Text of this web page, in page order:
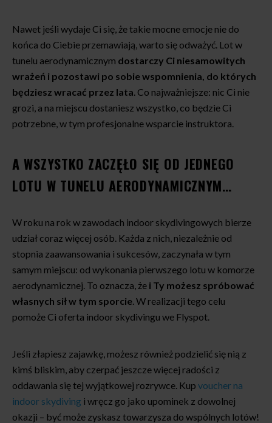
Nawet jeśli wydaje Ci się, że takie mocne emocje nie do
końca do Ciebie przemawiają, warto się odważyć. Lot w
tunelu aerodynamicznym dostarczy Ci niesamowitych
wrażeń i pozostawi po sobie wspomnienia, do których
będziesz wracać przez lata. Co najważniejsze: nic Ci nie
grozi, a na miejscu dostaniesz wszystko, co będzie Ci
potrzebne, w tym profesjonalne wsparcie instruktora.
A WSZYSTKO ZACZĘŁO SIĘ OD JEDNEGO
LOTU W TUNELU AERODYNAMICZNYM…
W roku na rok w zawodach indoor skydivingowych bierze
udział coraz więcej osób. Każda z nich, niezależnie od
stopnia zaawansowania i sukcesów, zaczynała w tym
samym miejscu: od wykonania pierwszego lotu w komorze
aerodynamicznej. To oznacza, że i Ty możesz spróbować
własnych sił w tym sporcie. W realizacji tego celu
pomoże Ci oferta indoor skydivingu we Flyspot.
Jeśli złapiesz zajawkę, możesz również podzielić się nią z
kimś bliskim, aby czerpać jeszcze więcej radości z
oddawania się tej wyjątkowej rozrywce. Kup voucher na
indoor skydiving i wręcz go jako upominek z dowolnej
okazji – być może zyskasz towarzysza do wspólnych lotów!